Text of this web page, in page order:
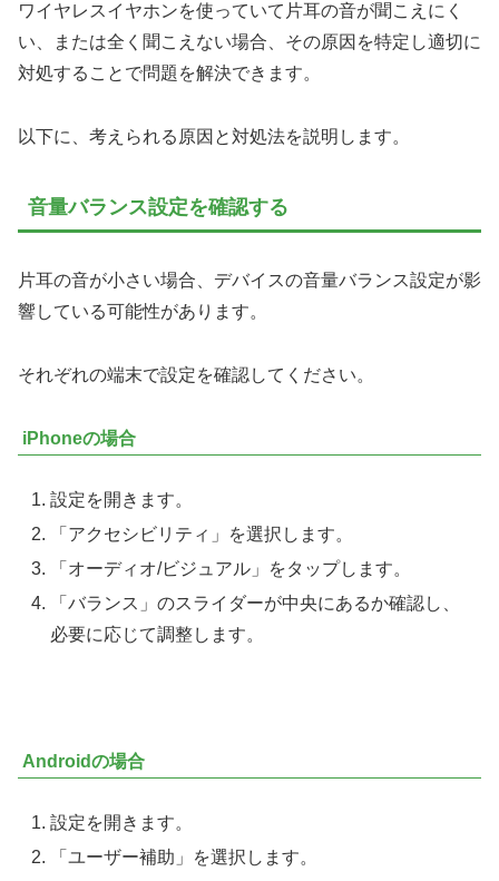
ワイヤレスイヤホンを使っていて片耳の音が聞こえにく
い、または全く聞こえない場合、その原因を特定し適切に
対処することで問題を解決できます。
以下に、考えられる原因と対処法を説明します。
音量バランス設定を確認する
片耳の音が小さい場合、デバイスの音量バランス設定が影
響している可能性があります。
それぞれの端末で設定を確認してください。
iPhoneの場合
設定を開きます。
「アクセシビリティ」を選択します。
「オーディオ/ビジュアル」をタップします。
「バランス」のスライダーが中央にあるか確認し、
必要に応じて調整します。
Androidの場合
設定を開きます。
「ユーザー補助」を選択します。